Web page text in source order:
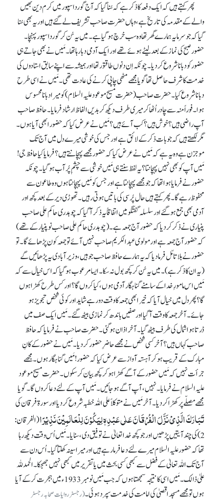
پھر کہتے ہیں کہ ایک دفعہ کا ذکر ہے کہ سُنا گیا کہ آج گورداسپور میں کرم دین بھیں
والے کے مقدمہ کی تاریخ ہے، وہاں حضرت صاحب تشریف لے گئے ہیں اور یہ بھی سُنا
گیا کہ جو سرمایہ ہمارے گھر تھا وہ سب خرچ ہو گیا ہے۔ میں یہ سُن کر گورداسپور پہنچا۔
حضور صبح کی نماز کے بعد لیٹے ہوئے تھے اور ایک آدمی دبا رہا تھا۔ مَیں نے بھی جاتے ہی
حضور کو دبانا شروع کر دیا۔ چونکہ اِن دنوں طاقتور تھا اور ہمیشہ سے اپنے سابق استادوں کی
خدمت کا شرف حاصل تھا گویا مجھے مٹھی چاپی کرنے کی عادت تھی۔ مَیں نے اسی طرح
دبانا شروع کیا۔ حضرت صاحب (حضرت مسیح موعود علیہ السلام) کو میرا دبانا محسوس
ہوا۔ فوراً منہ سے چادر اُٹھا کر میری طرف دیکھ کر بدیں الفاظ ارشاد فرمایا۔ حافظ صاحب
آپ راضی ہیں؟ خوش ہیں؟ کب آئے ہیں؟ مَیں نے عرض کیا کہ حضور ابھی آیا ہوں۔
مگر لکھتے ہیں کہ جو بات ذکر کے لائق ہے اور جس کی خوشی میرے دل میں آج تک
موجزن ہے وہ یہ ہے کہ مَیں نے عرض کیا کہ حضور مجھے پہچانتے ہیں؟ فرمایا کیا حافظ جی!
مَیں آپ کو بھی نہیں پہچانتا؟ یہ لفظ سنتے ہی مَیں خوشی سے چشمِ پُر آب ہو گیا۔ چونکہ
حضور نے فرمایا ہوا تھا کہ جو مجھے پہچانتا ہے اور جس کو مَیں پہچانتا ہوں وہ طاعون سے
محفوظ رہے گا۔ پھر کہتے ہیں حال پُرسی کی باتیں ہوتی رہیں۔ تھوڑی دیر کے بعد کچھ اور
آدمی بھی جمع ہو گئے اور سلسلہ گفتگو میں اتفاقاً یہ ذکر آ گیا کہ چوہدری حاکم علی صاحب
پنیاری نے ذکر کر دیا کہ حضور آج جمعہ ہے۔ (چوہدری حاکم علی صاحب نو پنیار کے تھے)
کہ حضور آج جمعہ ہے اور مولوی عبدالکریم صاحب نہیں آئے تو جمعہ کون پڑھائے گا۔ تو
حضور نے بلا تامّل فرما دیا کہ یہ ہمارے حافظ صاحب جو ہیں، وزیر آبادی یہ پڑھائیں گے
(یہ ان کا ذکر ہے)۔ میں یہ سُن کر کچھ بول نہ سکا۔ ایسا مرعوب ہو گیا کہ اس خیال سے کہ
مَیں اس مامورِ خدا کے سامنے گناہگار آدمی ہوں، کیا کروں گا؟ اور کس طرح کھڑا ہوں
گا؟ پھر دل میں خیال آیا کہ خیر ابھی جمعہ کا وقت دور ہے شاید اور کوئی شخص تجویز ہو
جائے۔ آخر جمعہ کا وقت آگیا اور صفیں باندھ کر نمازی بیٹھ گئے۔ مَیں ایک صف میں
ڈرتا ہوا شمال کی طرف بیٹھ گیا۔ آخر اذان ہو گئی۔ حضرت صاحب نے فرمایا کہ حافظ
صاحب کہاں ہیں؟ آخر کسی شخص نے مجھے حاضرِ حضور کر دیا۔ مَیں نے حضور کے کانِ
مبارک کے قریب ہو کر آہستہ آواز سے عرض کیا کہ حضور! مَیں گناہگار ہوں۔ مجھے
جرأت نہیں کہ مَیں حضور کے آگے کھڑا ہو کر کچھ بیان کر سکوں۔ حضرت مسیح موعود
علیہ السلام نے فرمایا۔ نہیں، آپ آگے ہو جائیں۔ مَیں آپ کے لئے دعا کروں گا۔ گویا
مجھے مصلّے پر کھڑا کر دیا۔ آخر مَیں نے متوکلاً علی اللہ خطبہ شروع کر دیا اور سورۃ فرقان کی
تَبَارَکَ الَّذِیْ نَزَّلَ الْفُرْقَانَ عَلٰی عَبْدِہٖ لِیَکُوْنَ لِلْعَالَمِیْنَ نَذِیْرًا(الفرقان:
2) کی چند آیتیں پڑھیں اور جو کچھ خدا تعالیٰ نے توفیق دی، سنایا۔ مَیں اُس وقت دیکھ رہا
تھا کہ حضور علیہ السلام میرے لئے دعا فرما رہے ہیں اور میرا سینہ کھلتا گیا۔ اُس دن سے
آج تک اللہ تعالیٰ کے فضل سے کبھی کسی بحث میں یا تقریر میں کبھی نہیں جھجکا۔ الحمدللہ
علیٰ ذالک۔ مَیں اسی کا نتیجہ سمجھتا ہوں کہ جب مَیں نومبر 1933ء میں ہجرت کر کے آیا
ہوں تو مجھے مسجد اقصیٰ کی امامت کی خدمت سپرد ہوئی۔(رجسٹر روایات صحابہ رجسٹر